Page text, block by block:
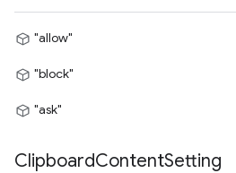
"allow"
"block"
"ask"
ClipboardContentSetting